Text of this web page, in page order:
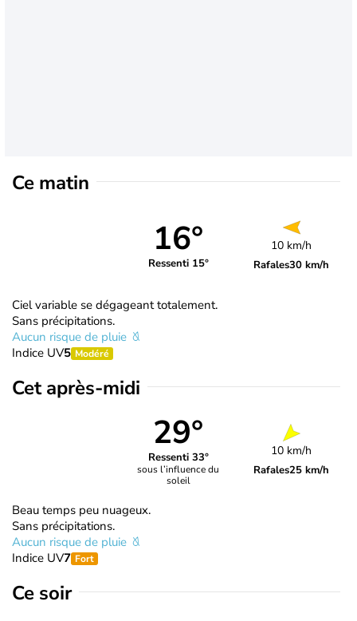
Ce matin
16°
Ressenti 15°
10 km/h
Rafales30 km/h
Ciel variable se dégageant totalement.
Sans précipitations.
Aucun risque de pluie
Indice UV5 Modéré
Cet après-midi
29°
Ressenti 33°
sous l’influence du
soleil
10 km/h
Rafales25 km/h
Beau temps peu nuageux.
Sans précipitations.
Aucun risque de pluie
Indice UV7 Fort
Ce soir